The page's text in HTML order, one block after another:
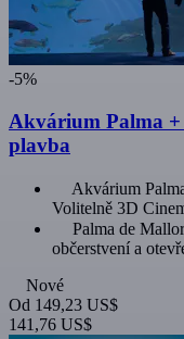
-5%
Akvárium Palma
plavba
Akvárium
Volitelně 3D
Palma de
občerstvení a
Nové
Od 149,23 US$
141,76 US$